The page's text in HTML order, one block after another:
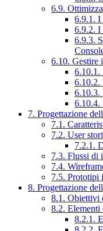
6.9.
6.9.1. I
6.9.2. I
6.9.3.
6.10. Gestire
6.10.1.
6.10.2.
6.10.3.
6.10.4.
7. Progettazione
7.1.
7.2. User
7.2.1.
7.3. Flussi di
7.4.
7.5. Prototipi
8. Progettazione
8.1. Obiettivi
8.2. Elementi
8.2.1.